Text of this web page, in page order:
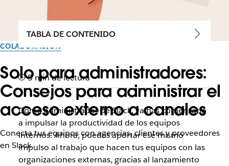
COLABORACIÓN
Solo para administradores:
Consejos para administrar el
acceso externo a canales
Conecta tus equipos con agencias, clientes y proveedores
en Slack
TABLA DE CONTENIDO
5 min de lectura
Como administrador de Slack, ya has comenzado
a impulsar la productividad de los equipos
internos. Ahora, puedes aportar ese mismo
impulso al trabajo que hacen tus equipos con las
organizaciones externas, gracias al lanzamiento